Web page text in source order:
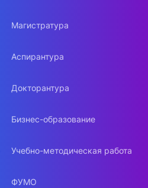
Магистратура
Аспирантура
Докторантура
Бизнес-образование
Учебно-методическая работа
ФУМО